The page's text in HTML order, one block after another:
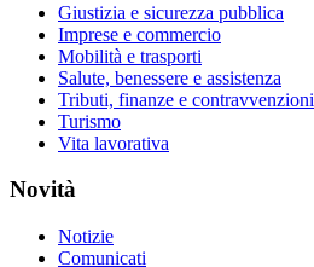
Giustizia e sicurezza pubblica
Imprese e commercio
Mobilità e trasporti
Salute, benessere e assistenza
Tributi, finanze e contravvenzioni
Turismo
Vita lavorativa
Novità
Notizie
Comunicati